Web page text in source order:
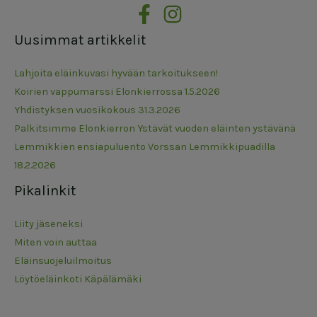
Uusimmat artikkelit
Lahjoita eläinkuvasi hyvään tarkoitukseen!
Koirien vappumarssi Elonkierrossa 1.5.2026
Yhdistyksen vuosikokous 31.3.2026
Palkitsimme Elonkierron Ystävät vuoden eläinten ystävänä
Lemmikkien ensiapuluento Vorssan Lemmikkipuadilla
18.2.2026
Pikalinkit
Liity jäseneksi
Miten voin auttaa
Eläinsuojeluilmoitus
Löytöeläinkoti Käpälämäki